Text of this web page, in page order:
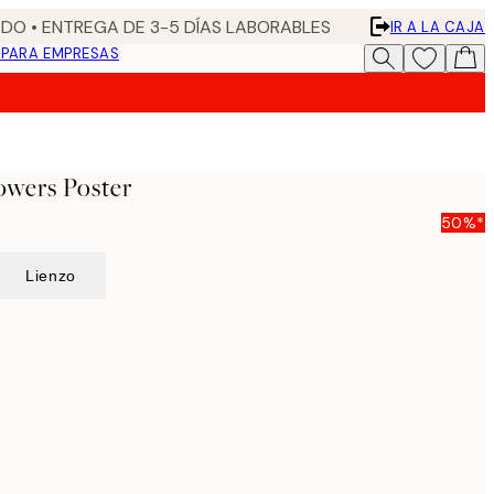
• ENTREGA DE 3-5 DÍAS LABORABLES
IR A LA CAJA
PARA EMPRESAS
Poster
50%*
Lienzo